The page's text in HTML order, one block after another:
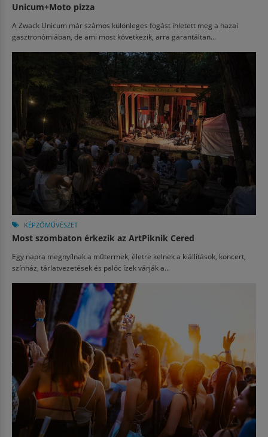
Unicum+Moto pizza
A Zwack Unicum már számos különleges fogást ihletett meg a hazai
gasztronómiában, de ami most következik, arra garantáltan...
KÉPZŐMŰVÉSZET
Most szombaton érkezik az ArtPiknik Cered
Egy napra megnyílnak a műtermek, életre kelnek a kiállítások, koncert,
színház, tárlatvezetések és palóc ízek várják a...